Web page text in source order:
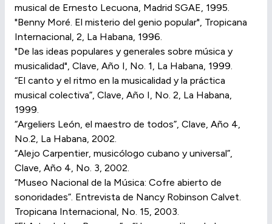
musical de Ernesto Lecuona, Madrid SGAE, 1995.
"Benny Moré. El misterio del genio popular", Tropicana
Internacional, 2, La Habana, 1996.
"De las ideas populares y generales sobre música y
musicalidad", Clave, Año I, No. 1, La Habana, 1999.
“El canto y el ritmo en la musicalidad y la práctica
musical colectiva”, Clave, Año I, No. 2, La Habana,
1999.
“Argeliers León, el maestro de todos”, Clave, Año 4,
No.2, La Habana, 2002.
“Alejo Carpentier, musicólogo cubano y universal”,
Clave, Año 4, No. 3, 2002.
“Museo Nacional de la Música: Cofre abierto de
sonoridades”. Entrevista de Nancy Robinson Calvet.
Tropicana Internacional, No. 15, 2003.